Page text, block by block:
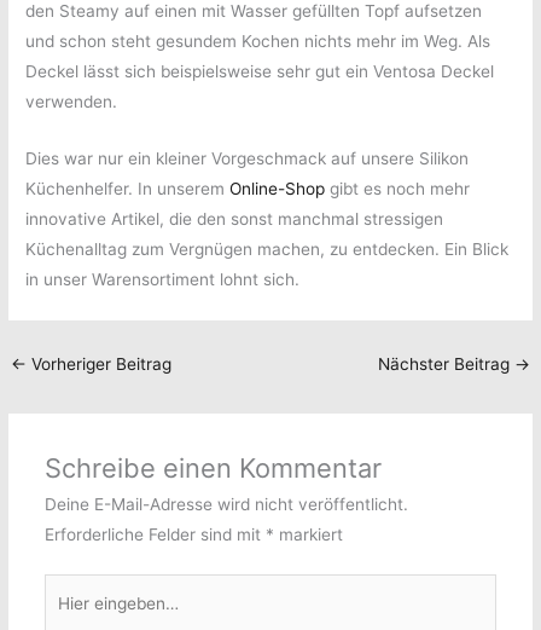
den Steamy auf einen mit Wasser gefüllten Topf aufsetzen
und schon steht gesundem Kochen nichts mehr im Weg. Als
Deckel lässt sich beispielsweise sehr gut ein Ventosa Deckel
verwenden.
Dies war nur ein kleiner Vorgeschmack auf unsere Silikon
Küchenhelfer. In unseremOnline-Shop gibt es noch mehr
innovative Artikel, die den sonst manchmal stressigen
Küchenalltag zum Vergnügen machen, zu entdecken. Ein Blick
in unser Warensortiment lohnt sich.
← Vorheriger Beitrag Nächster Beitrag →
Schreibe einen Kommentar
Deine E-Mail-Adresse wird nicht veröffentlicht.
Erforderliche Felder sind mit * markiert
eingeben…